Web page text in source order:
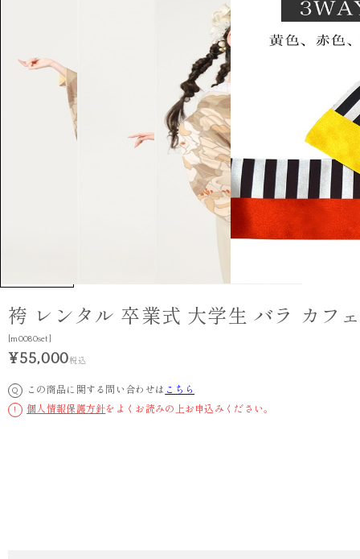
袴 レンタル 卒業式 大学生 バラ カフ
[m0080set]
¥55,000税込
Q この商品に関する問い合わせは こちら
! 個人情報保護方針をよくお読みの上お申込みください。